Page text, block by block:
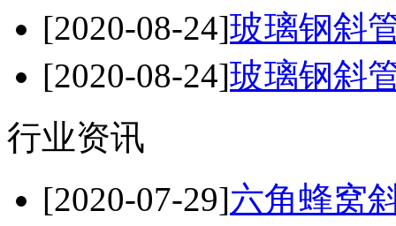
[2020-08-24]玻璃钢斜
[2020-08-24]玻璃钢斜
行业资讯
[2020-07-29]六角蜂窝